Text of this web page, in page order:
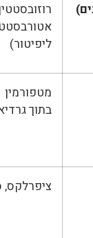
ליפיטור)
בתוך
ציפרלקס,